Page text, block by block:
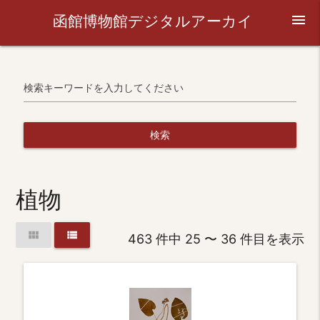
函館博物館デジタルアーカイ
menu
検索キーワードを入力してください
検索
植物
view_module view_list 463 件中 25 〜 36 件目を表示